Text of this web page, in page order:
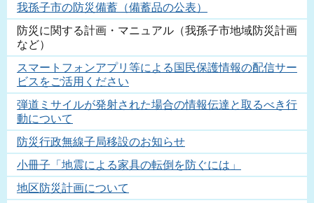
我孫子市の防災備蓄（備蓄品の公表）
防災に関する計画・マニュアル（我孫子市地域防災計画
など）
スマートフォンアプリ等による国民保護情報の配信サー
ビスをご活用ください
弾道ミサイルが発射された場合の情報伝達と取るべき行
動について
防災行政無線子局移設のお知らせ
小冊子「地震による家具の転倒を防ぐには」
地区防災計画について